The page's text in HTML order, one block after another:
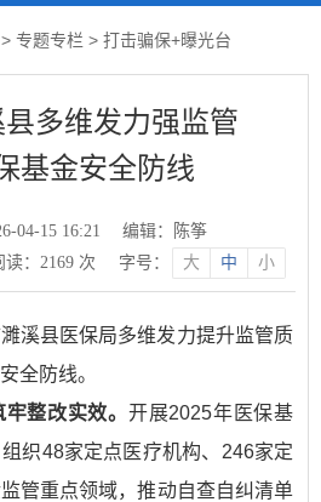
> 专题专栏 > 打击骗保+曝光台
多维发力强监管
基金安全防线
04-15 16:21
编辑：陈筝
读： 2169次 字号： 大 中 小
溪县医保局多维发力提升监管质
全防线。
整改实效。 开展2025年医保基
织48家定点医疗机构、246家定
管重点领域，推动自查自纠清单